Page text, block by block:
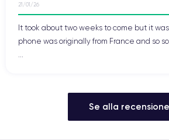
21/01/26
It took about two weeks to come but it
phone was originally from France and so
Se alla